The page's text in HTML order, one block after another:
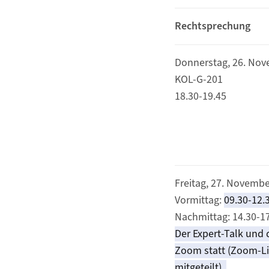
Rechtsprechung
Donnerstag, 26.
KOL-G-201
18.30-19.45
Freitag, 27.
Vormittag:09.30-
Nachmittag: 14.30-
Der Expert-Talk
Zoom statt (Zoom-